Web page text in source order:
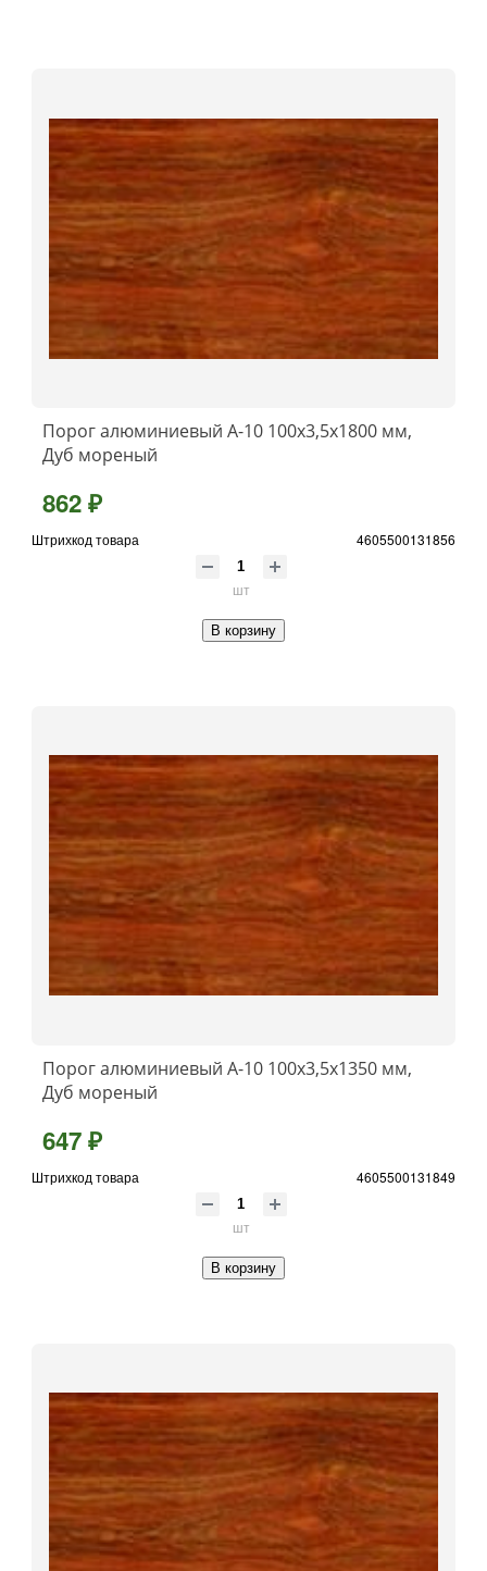
Порог алюминиевый А-10 100х3,5x1800 мм,
Дуб мореный
862 ₽
Штрихкод товара 4605500131856
шт
В корзину
Порог алюминиевый А-10 100х3,5x1350 мм,
Дуб мореный
647 ₽
Штрихкод товара 4605500131849
шт
В корзину